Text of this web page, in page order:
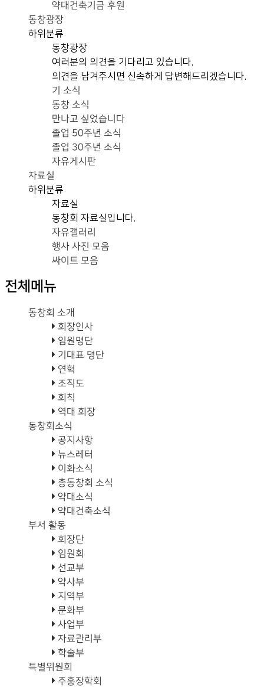
약대건축기금 후원
동창광장
하위분류
동창광장
여러분의 의견을 기다리고 있습니다.
의견을 남겨주시면 신속하게 답변해드리겠습니다.
기 소식
동창 소식
만나고 싶었습니다
졸업 50주년 소식
졸업 30주년 소식
자유게시판
자료실
하위분류
자료실
동창회 자료실입니다.
자유갤러리
행사 사진 모음
싸이트 모음
전체메뉴
동창회 소개
회장인사
임원명단
기대표 명단
연혁
조직도
회칙
역대 회장
동창회소식
공지사항
뉴스레터
이화소식
총동창회 소식
약대소식
약대건축소식
부서 활동
회장단
임원회
선교부
약사부
지역부
문화부
사업부
자료관리부
학술부
특별위원회
주홍장학회